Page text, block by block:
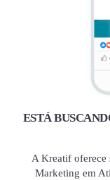
ESTÁ
A Kreatif oferece
Marketing em